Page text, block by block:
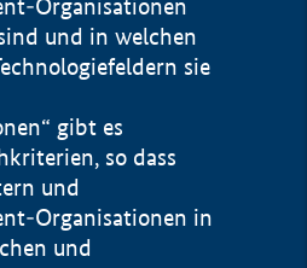
Organisationen
und in welchen
sie
gibt es
so dass
und
Organisationen in
und